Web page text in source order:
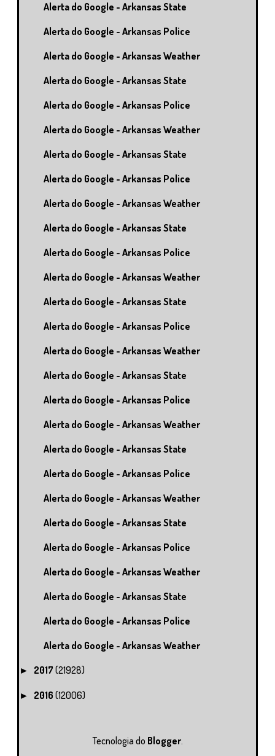
Alerta do Google - Arkansas State
Alerta do Google - Arkansas Police
Alerta do Google - Arkansas Weather
Alerta do Google - Arkansas State
Alerta do Google - Arkansas Police
Alerta do Google - Arkansas Weather
Alerta do Google - Arkansas State
Alerta do Google - Arkansas Police
Alerta do Google - Arkansas Weather
Alerta do Google - Arkansas State
Alerta do Google - Arkansas Police
Alerta do Google - Arkansas Weather
Alerta do Google - Arkansas State
Alerta do Google - Arkansas Police
Alerta do Google - Arkansas Weather
Alerta do Google - Arkansas State
Alerta do Google - Arkansas Police
Alerta do Google - Arkansas Weather
Alerta do Google - Arkansas State
Alerta do Google - Arkansas Police
Alerta do Google - Arkansas Weather
Alerta do Google - Arkansas State
Alerta do Google - Arkansas Police
Alerta do Google - Arkansas Weather
Alerta do Google - Arkansas State
Alerta do Google - Arkansas Police
Alerta do Google - Arkansas Weather
► 2017 (21928)
► 2016 (12006)
Tecnologia do Blogger.